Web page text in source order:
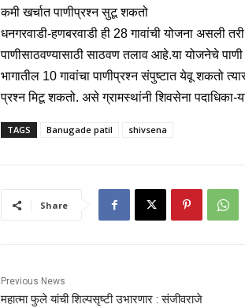
कमी खर्चात पाणीप्रश्‍न सुटू शकतो
धनगरवाडी-हणबरवाडी ही 28 गावांची योजना असली
पाणीसाठवण्यासाठी साठवण तलाव आहे.या योजनेचे
भागातील 10 गावांचा पाणीप्रश्‍न संपुष्टात येवू शकतो
प्रश्‍न मिटू शकतो. असे ग्रामस्थांनी शिवसेना पदाधिका-
TAGS Banugade patil shivsena
Share
Previous News
महात्मा फुले यांची शिल्पसृष्टी उभारणार : संजीवराजे